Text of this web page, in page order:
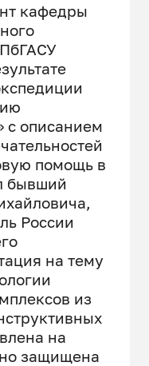
кафедры
с описанием
помощь в
бывший
России
на тему
из
на
защищена